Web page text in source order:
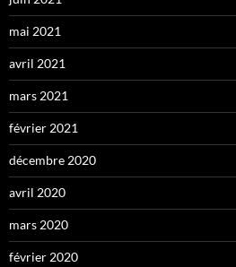
mai 2021
avril 2021
mars 2021
février 2021
décembre 2020
avril 2020
mars 2020
février 2020